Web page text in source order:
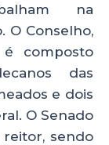
na
O Conselho,
é composto
das
e dois
O Senado
sendo